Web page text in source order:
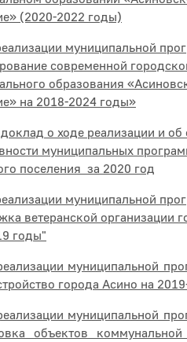
(2020-2022 годы)
муниципальной
современной
образования
на 2018-2024 годы»
о ходе реализации и об
муниципальных
поселения за 2020 год
муниципальной
ветеранской организации
годы"
муниципальной
города Асино на
муниципальной
объектов